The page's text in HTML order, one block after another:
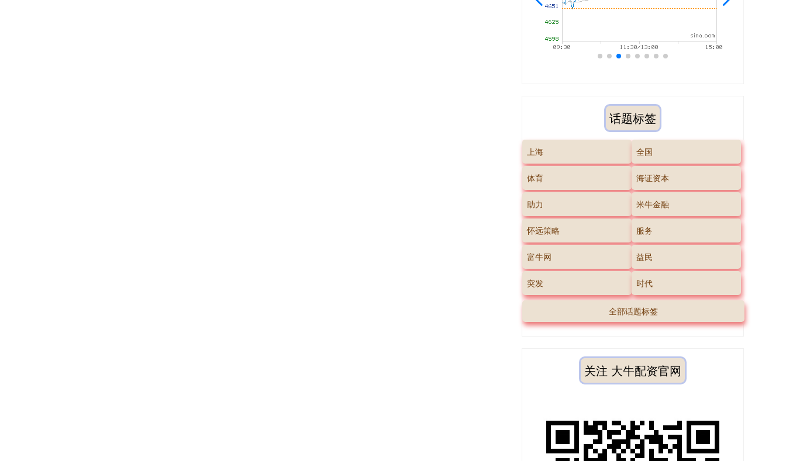
话题标签
上海 全国
体育 海证资本
助力 米牛金融
怀远策略 服务
富牛网 益民
突发 时代
全部话题标签
关注 大牛配资官网